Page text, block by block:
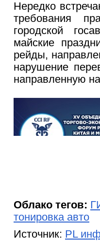
Нередко
требования
городской
майские
рейды,
нарушение
направленную
Облако тегов:
тонировка авто
Источник: PL